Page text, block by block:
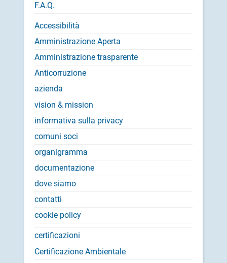
F.A.Q.
Accessibilità
Amministrazione Aperta
Amministrazione trasparente
Anticorruzione
azienda
vision & mission
informativa sulla privacy
comuni soci
organigramma
documentazione
dove siamo
contatti
cookie policy
certificazioni
Certificazione Ambientale